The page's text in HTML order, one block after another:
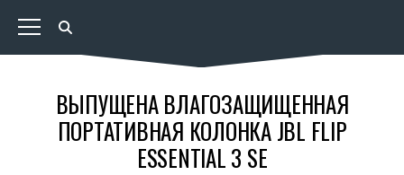
ВЫПУЩЕНА ВЛАГОЗАЩИЩЕННАЯ
ПОРТАТИВНАЯ КОЛОНКА JBL FLIP
ESSENTIAL 3 SE